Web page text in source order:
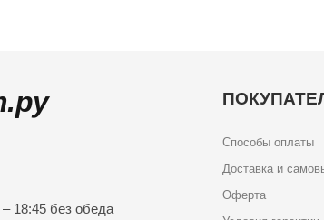
– 18:45 без обеда
Способы оплаты
Доставка и
Оферта